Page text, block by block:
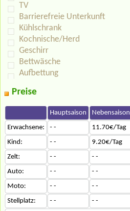
TV
Barrierefreie Unterkunft
Kühlschrank
Kochnische/Herd
Geschirr
Bettwäsche
Aufbettung
Preise
Hauptsaison Nebensaison
Erwachsene:
- - 11.70€/Tag
Kind:
- - 9.20€/Tag
Zelt:
- - - -
Auto:
- - - -
Moto:
- - - -
Stellplatz:
- - - -